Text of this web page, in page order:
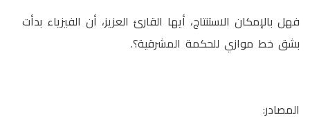
فهل بالإمكان الاستنتاج، أيها القارئ العزيز، أن الفيزياء بدأت
بشق خط موازي للحكمة المشرقية؟.
المصادر: